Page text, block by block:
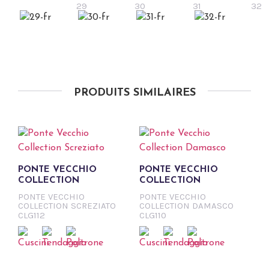
29 30 31 32
PRODUITS SIMILAIRES
PONTE VECCHIO
COLLECTION
PONTE VECCHIO
COLLECTION SCREZIATO
CLG112
PONTE VECCHIO
COLLECTION
PONTE VECCHIO
COLLECTION DAMASCO
CLG110